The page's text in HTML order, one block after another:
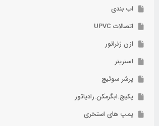
اب بندی
اتصالات UPVC
ازن ژنراتور
استرینر
پرشر سوئیچ
پکیج.ابگرمکن.رادیاتور
پمپ های استخری